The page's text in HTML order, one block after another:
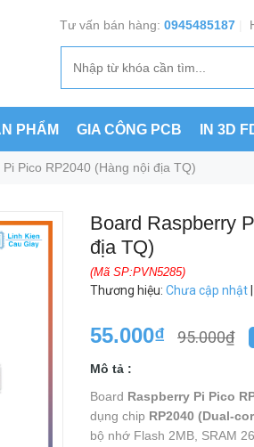
Tư vấn bán hàng: 0945485187|
PHẨM GIA CÔNG PCB IN 3D
Pico RP2040 (Hàng nội địa TQ)
Board Raspberry
địa TQ)
(Mã SP:PVN5285)
Thương hiệu: Chưa cập nhật
55.000₫ 95.000₫
Mô tả :
Board Raspberry Pi Pico
dụng chip RP2040 (Dual-
bộ nhớ Flash 2MB, SRAM